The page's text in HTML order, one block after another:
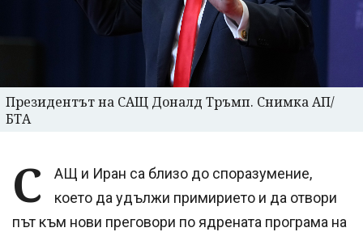
Президентът на САЩ Доналд Тръмп. Снимка АП/
БТА
С
АЩ и Иран са близо до споразумение,
което да удължи примирието и да отвори
път към нови преговори по ядрената програма на